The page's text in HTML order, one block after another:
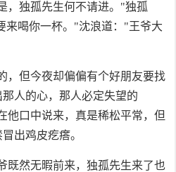
，独孤先生何不请进。"独孤
来喝你一杯。"沈浪道："王爷大
，但今夜却偏偏有个好朋友要找
人的心，那人必定失望的
他口中说来，真是稀松平常，但
出鸡皮疙瘩。
既然无暇前来，独孤先生来了也